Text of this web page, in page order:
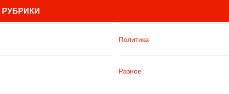
Политика
Разное